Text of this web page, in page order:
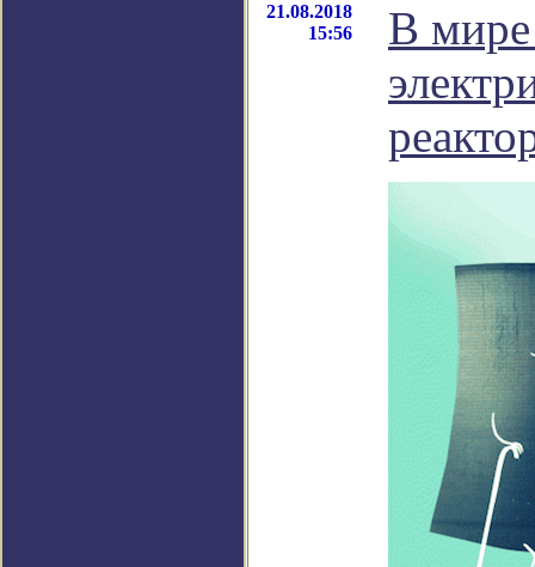
21.08.2018
15:56
В